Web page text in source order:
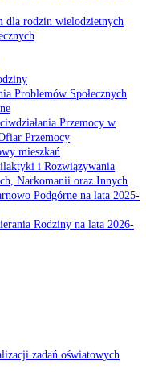
dla rodzin wielodzietnych
Problemów Społecznych
Przemocy w
Przemocy
mieszkań
i Rozwiązywania
Narkomanii oraz Innych
Podgórne na lata 2025-
Rodziny na lata 2026-
zadań oświatowych